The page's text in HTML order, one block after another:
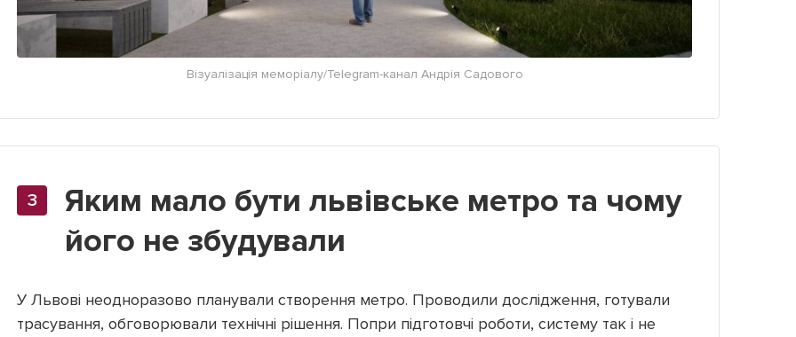
Візуалізація меморіалу/Telegram-канал Андрія Садового
Яким мало бути львівське метро та чому
його не збудували
У Львові неодноразово планували створення метро. Проводили дослідження, готували
трасування, обговорювали технічні рішення. Попри підготовчі роботи, систему так і не